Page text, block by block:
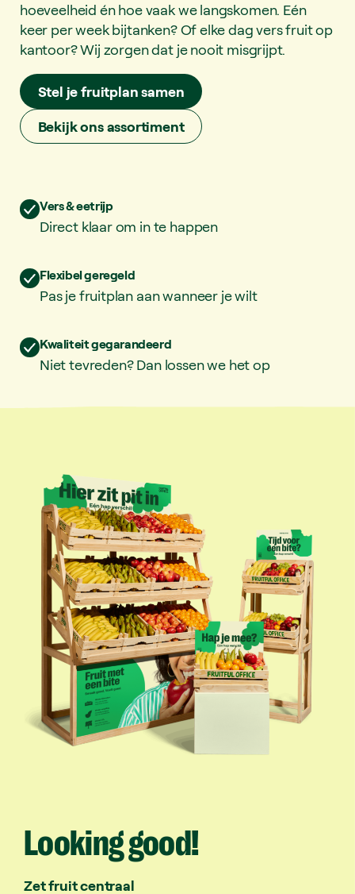
hoeveelheid én hoe vaak we langskomen. Eén
keer per week bijtanken? Of elke dag vers fruit op
kantoor? Wij zorgen dat je nooit misgrijpt.
Stel je fruitplan samen
Bekijk ons assortiment
Vers & eetrijp
Direct klaar om in te happen
Flexibel geregeld
Pas je fruitplan aan wanneer je wilt
Kwaliteit gegarandeerd
Niet tevreden? Dan lossen we het op
Lookinggood!
Zet fruit centraal